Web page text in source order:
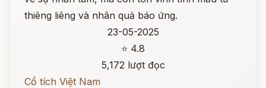
thiêng liêng và nhân quả báo ứng.
23-05-2025
⭐ 4.8
5,172 lượt đọc
Cổ tích Việt Nam